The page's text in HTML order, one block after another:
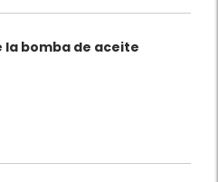
la bomba de aceite